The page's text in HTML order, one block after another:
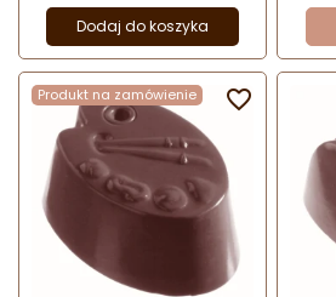
Dodaj do koszyka
Produkt na zamówienie 